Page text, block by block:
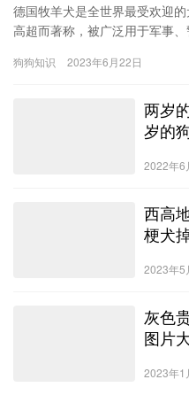
德国牧羊犬是全世界最受欢迎
高超而著称，被广泛用于军事
个问…
狗狗知识 2023年6月22日
两岁
岁的
2022年6
西高
梗犬
2023年5
灰色
图片
2023年1